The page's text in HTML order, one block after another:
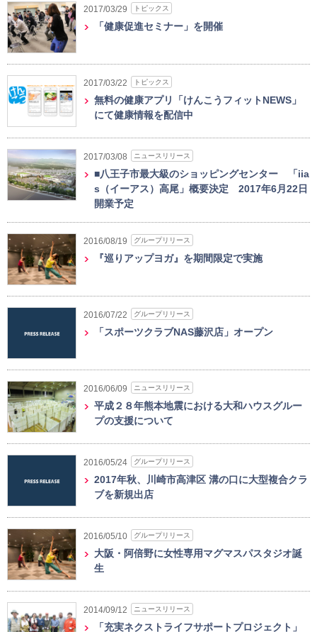
2017/03/29 トピックス
「健康促進セミナー」を開催
2017/03/22 トピックス
無料の健康アプリ「けんこうフィットNEWS」
にて健康情報を配信中
2017/03/08 ニュースリリース
■八王子市最大級のショッピングセンター 「iia
s（イーアス）高尾」概要決定 2017年6月22日
開業予定
2016/08/19 グループリリース
『巡りアップヨガ』を期間限定で実施
2016/07/22 グループリリース
「スポーツクラブNAS藤沢店」オープン
2016/06/09 ニュースリリース
平成２８年熊本地震における大和ハウスグルー
プの支援について
2016/05/24 グループリリース
2017年秋、川崎市高津区 溝の口に大型複合クラ
ブを新規出店
2016/05/10 グループリリース
大阪・阿倍野に女性専用マグマスパスタジオ誕
生
2014/09/12 ニュースリリース
「充実ネクストライフサポートプロジェクト」